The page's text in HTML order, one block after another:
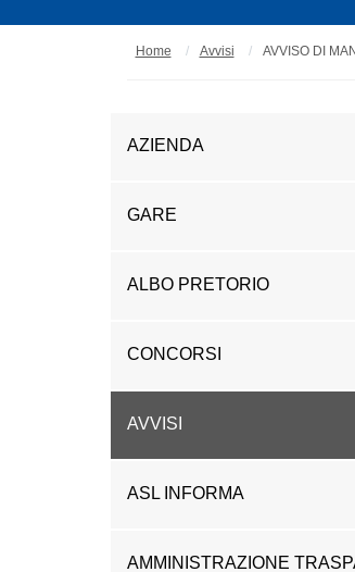
Home Avvisi
AZIENDA
GARE
ALBO PRETORIO
CONCORSI
AVVISI
ASL INFORMA
AMMINISTRAZIONE